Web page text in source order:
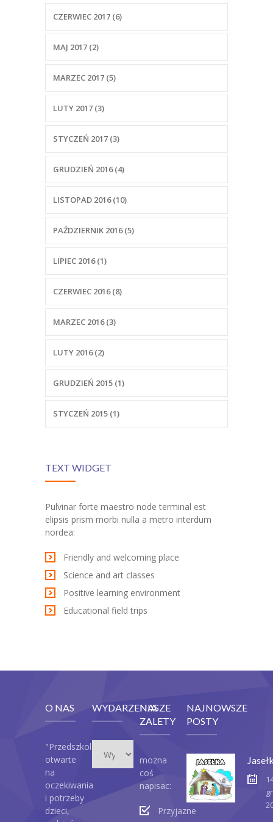
CZERWIEC 2017 (6)
MAJ 2017 (2)
MARZEC 2017 (5)
LUTY 2017 (3)
STYCZEŃ 2017 (3)
GRUDZIEŃ 2016 (4)
LISTOPAD 2016 (10)
PAŹDZIERNIK 2016 (5)
LIPIEC 2016 (1)
CZERWIEC 2016 (8)
MARZEC 2016 (3)
LUTY 2016 (2)
GRUDZIEŃ 2015 (1)
STYCZEŃ 2015 (1)
TEXT WIDGET
Pulvinar forte maestro node terminal est
elipsis prism morbi nulla a metro interdum
nordea:
Friendly and welcoming place
Science and art classes
Positive learning environment
Educational field trips
O NAS
"Przedszkole
otwarte
na
oczekiwania
i potrzeby
dzieci,
WYDARZENIA
NASZE
ZALETY
mozna
coś
napisac:
Przyjazne
NAJNOWSZE
POSTY